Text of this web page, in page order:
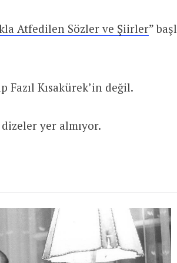
Atfedilen Sözler ve Şiirler”
Fazıl Kısakürek’in değil.
yer almıyor.